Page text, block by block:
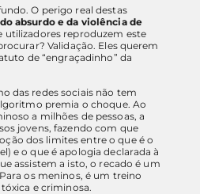
O perigo real destas
absurdo e da violência de
utilizadores reproduzem este
Validação. Eles querem
de “engraçadinho” da
das redes sociais não tem
premia o choque. Ao
a milhões de pessoas, a
jovens, fazendo com que
dos limites entre o que é o
e o que é apologia declarada à
assistem a isto, o recado é um
os meninos, é um treino
e criminosa.